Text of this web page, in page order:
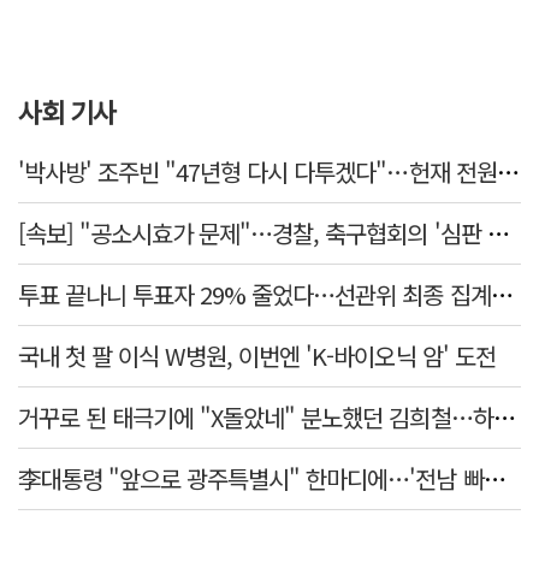
사회 기사
'박사방' 조주빈 "47년형 다시 다투겠다"…헌재 전원일치 기각
[속보] "공소시효가 문제"…경찰, 축구협회의 '심판 성접대' 수사 여부 검토한다
투표 끝나니 투표자 29% 줄었다…선관위 최종 집계서 수백명 '증발'
국내 첫 팔 이식 W병원, 이번엔 'K-바이오닉 암' 도전
거꾸로 된 태극기에 "X돌았네" 분노했던 김희철…하루만에 사과
李대통령 "앞으로 광주특별시" 한마디에…'전남 빠진 약칭' 논란 재점화